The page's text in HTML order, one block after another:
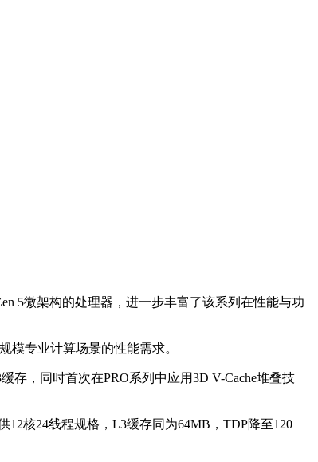
5微架构的处理器，进一步丰富了该系列在性能与功
模专业计算场景的性能需求。
存，同时首次在PRO系列中应用3D V-Cache堆叠技
12核24线程规格，L3缓存同为64MB，TDP降至120